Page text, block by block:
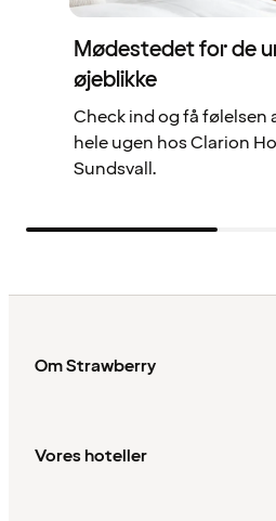
Mødestedet for de
øjeblikke
Check ind og få følelsen
hele ugen hos Clarion
Sundsvall.
Om Strawberry
Vores hoteller